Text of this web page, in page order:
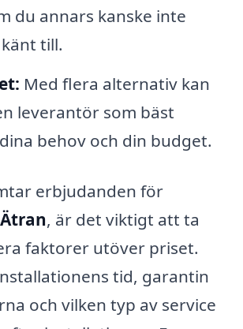
du annars kanske inte
till.
Med flera alternativ kan
leverantör som bäst
behov och din budget.
erbjudanden för
, är det viktigt att ta
faktorer utöver priset.
tid, garantin
och vilken typ av service